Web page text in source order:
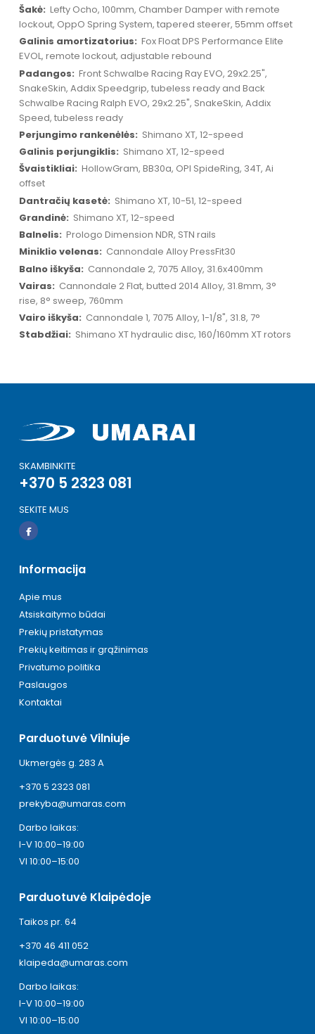
Lefty Ocho, 100mm, Chamber Damper with remote
lockout, OppO Spring System, tapered steerer, 55mm offset
Fox Float DPS Performance Elite
EVOL, remote lockout, adjustable rebound
Front Schwalbe Racing Ray EVO, 29x2.25",
SnakeSkin, Addix Speedgrip, tubeless ready and Back
Schwalbe Racing Ralph EVO, 29x2.25", SnakeSkin, Addix
Speed, tubeless ready
Shimano XT, 12-speed
Shimano XT, 12-speed
HollowGram, BB30a, OPI SpideRing, 34T, Ai
offset
Shimano XT, 10-51, 12-speed
Shimano XT, 12-speed
Prologo Dimension NDR, STN rails
Cannondale Alloy PressFit30
Cannondale 2, 7075 Alloy, 31.6x400mm
Cannondale 2 Flat, butted 2014 Alloy, 31.8mm, 3°
rise, 8° sweep, 760mm
Cannondale 1, 7075 Alloy, 1-1/8", 31.8, 7°
Shimano XT hydraulic disc, 160/160mm XT rotors
SKAMBINKITE
+370 5 2323 081
SEKITE MUS
Informacija
Apie mus
Atsiskaitymo būdai
Prekių pristatymas
Prekių keitimas ir grąžinimas
Privatumo politika
Paslaugos
Kontaktai
Parduotuvė Vilniuje
Ukmergės g. 283 A
+370 5 2323 081
prekyba@umaras.com
Darbo laikas:
I-V 10:00–19:00
VI 10:00–15:00
Parduotuvė Klaipėdoje
Taikos pr. 64
+370 46 411 052
klaipeda@umaras.com
Darbo laikas:
I-V 10:00–19:00
VI 10:00–15:00